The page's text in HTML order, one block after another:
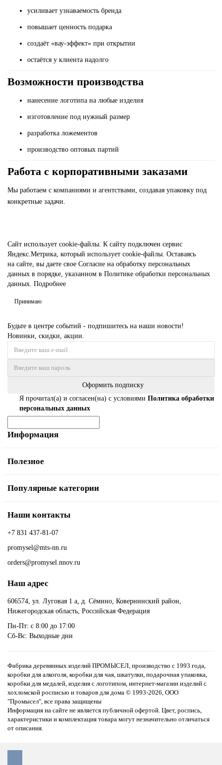
усиливает узнаваемость бренда
повышает ценность подарка
создаёт «вау-эффект» при открытии
остаётся у клиента надолго
Возможности производства
нанесение логотипа на любые изделия
изготовление под нужный размер
разработка ложементов
производство оптовых партий
Работа с корпоративными заказами
Мы работаем с компаниями и агентствами, создавая упаковку под
конкретные задачи.
Сайт использует cookie-файлы. К cайту подключен сервис
Яндекс.Метрика, который использует cookie-файлы. Оставаясь
на сайте, вы даете свое Согласие на обработку персональных
данных в порядке, указанном в Политике обработки персональных
данных. Подробнее
Принимаю
Будьте в центре событий - подпишитесь на наши новости!
Новинки, скидки, акции.
Оформить подписку
Я прочитал(а) и согласен(на) с условиями Политика обработки
персональных данных
Информация
Полезное
Популярные категории
Наши контакты
+7 831 437-81-07
promysel@mts-nn.ru
orders@promysel.nnov.ru
Наш адрес
606574, ул. Луговая 1 а, д. Сёмино, Ковернинский район,
Нижегородская область, Российская Федерация
Пн-Пт: с 8:00 до 17:00
Сб-Вс: Выходные дни
Фабрика деревянных изделий ПРОМЫСЕЛ, производство с 1993 года,
коробки для алкоголя, коробки для чая, шкатулки, подарочная упаковка,
коробки для медалей, изделия с логотипом, интернет-магазин изделий с
хохломской росписью и товаров для дома © 1993-2026, ООО
"Промысел", все права защищены
Информация на сайте не является публичной офертой. Цвет, роспись,
характеристики и комплектация товара могут незначительно отличаться
от описания.